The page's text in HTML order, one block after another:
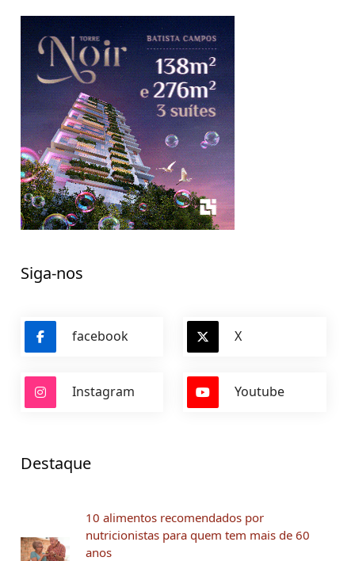
Siga-nos
facebook X
Instagram Youtube
Destaque
10 alimentos recomendados por
nutricionistas para quem tem mais de 60
anos